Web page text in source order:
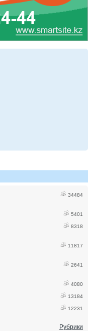
34484
5401
8318
11817
2641
4080
13184
12231
Рубрики